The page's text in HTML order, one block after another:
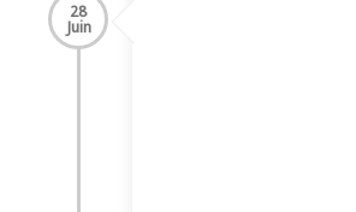
28
Juin